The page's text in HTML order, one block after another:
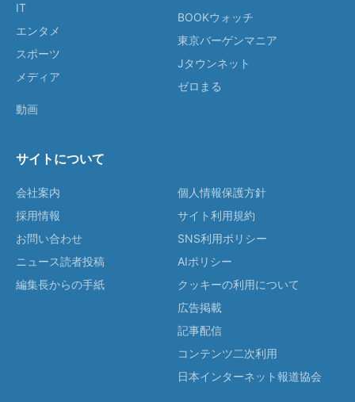
IT
エンタメ
スポーツ
メディア
動画
BOOKウォッチ
東京バーゲンマニア
Jタウンネット
ゼロまる
サイトについて
会社案内
採用情報
お問い合わせ
ニュース読者投稿
編集長からの手紙
個人情報保護方針
サイト利用規約
SNS利用ポリシー
AIポリシー
クッキーの利用について
広告掲載
記事配信
コンテンツ二次利用
日本インターネット報道協会